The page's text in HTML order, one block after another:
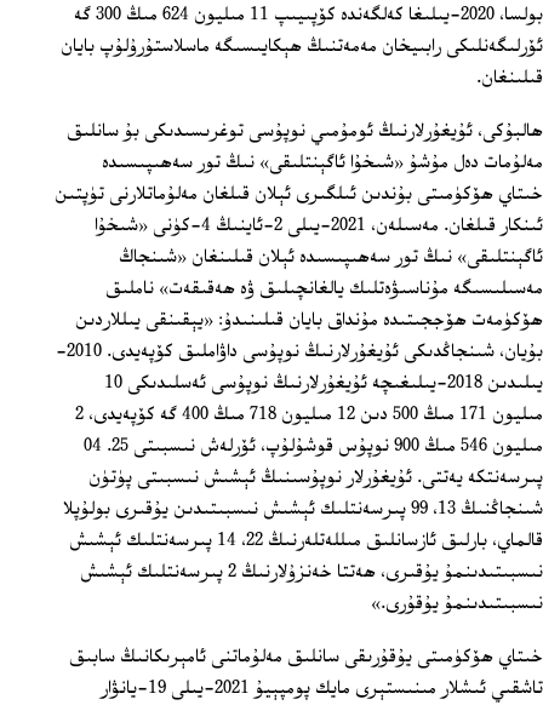
بولسا، 2020-يىلىغا كەلگەندە كۆپىيىپ 11 مىليون 624 مىڭ 300 گە
ئۆرلىگەنلىكى رابىيخان مەمەتنىڭ ھېكايىسىگە ماسلاستۇرۇلۇپ بايان
قىلىنغان.
ھالبۇكى، ئۇيغۇرلارنىڭ ئومۇمىي نوپۇسى توغرىسىدىكى بۇ سانلىق
مەلۇمات دەل مۇشۇ «شىخۇا ئاگېنتلىقى» نىڭ تور سەھىپىسىدە
خىتاي ھۆكۈمىتى بۇندىن ئىلگىرى ئېلان قىلغان مەلۇماتلارنى تۈپتىن
ئىنكار قىلغان. مەسىلەن، 2021-يىلى 2-ئاينىڭ 4-كۈنى «شىخۇا
ئاگېنتلىقى» نىڭ تور سەھىپىسىدە ئېلان قىلىنغان «شىنجاڭ
مەسىلىسىگە مۇناسىۋەتلىك يالغانچىلىق ۋە ھەقىقەت» ناملىق
ھۆكۈمەت ھۆججىتىدە مۇنداق بايان قىلىنىدۇ: «يېقىنقى يىللاردىن
بۇيان، شىنجاڭدىكى ئۇيغۇرلارنىڭ نوپۇسى داۋاملىق كۆپەيدى. 2010-
يىلىدىن 2018-يىلىغىچە ئۇيغۇرلارنىڭ نوپۇسى ئەسلىدىكى 10
مىليون 171 مىڭ 500 دىن 12 مىليون 718 مىڭ 400 گە كۆپەيدى، 2
مىليون 546 مىڭ 900 نوپۇس قوشۇلۇپ، ئۆرلەش نىسبىتى 25. 04
پىرسەنتكە يەتتى. ئۇيغۇرلار نوپۇسىنىڭ ئېشىش نىسبىتى پۈتۈن
شىنجاڭنىڭ 13، 99 پىرسەنتلىك ئېشىش نىسبىتىدىن يۇقىرى بولۇپلا
قالماي، بارلىق ئازسانلىق مىللەتلەرنىڭ 22، 14 پىرسەنتلىك ئېشىش
نىسبىتىدىنمۇ يۇقىرى، ھەتتا خەنزۇلارنىڭ 2 پىرسەنتلىك ئېشىش
نىسبىتىدىنمۇ يۇقۇرى.»
خىتاي ھۆكۈمىتى يۇقۇرىقى سانلىق مەلۇماتنى ئامېرىكانىڭ سابىق
تاشقىي ئىشلار مىنىستېرى مايك پومپېيۇ 2021-يىلى 19-يانۋار